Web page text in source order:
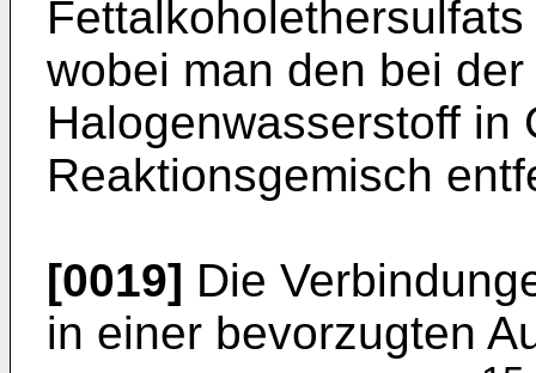
wobei man den bei
Halogenwasserstoff in
Reaktionsgemisch
[0019] Die
in einer bevorzugten